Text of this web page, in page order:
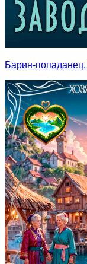
Барин-